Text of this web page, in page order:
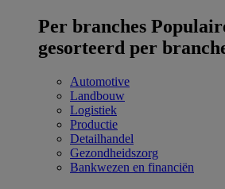
Per branches
gesorteerd per
Automotive
Landbouw
Logistiek
Productie
Detailhandel
Gezondheidszorg
Bankwezen en financiën